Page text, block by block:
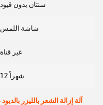
سنتان بدون قيود
شاشة اللمس
غير قناة
12 شهراً
808 آلة إزالة الشعر بالليزر بالديود 1064 755 ليزر اليكساندريت بالديود